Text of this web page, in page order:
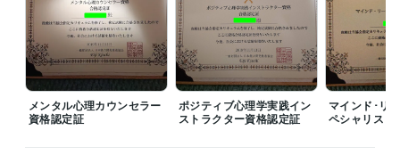
メンタル心理カウンセラー
資格認定証
ポジティブ心理学実践イン
ストラクター資格認定証
マインド･リ
ペシャリスト